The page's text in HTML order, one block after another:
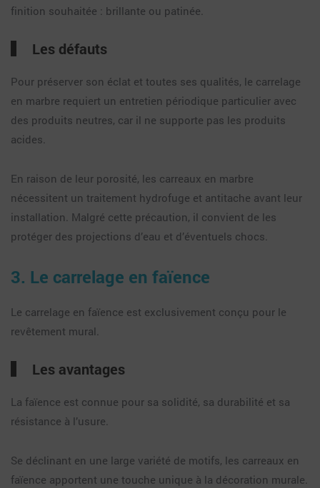
finition souhaitée : brillante ou patinée.
Les défauts
Pour préserver son éclat et toutes ses qualités, le carrelage
en marbre requiert un entretien périodique particulier avec
des produits neutres, car il ne supporte pas les produits
acides.
En raison de leur porosité, les carreaux en marbre
nécessitent un traitement hydrofuge et antitache avant leur
installation. Malgré cette précaution, il convient de les
protéger des projections d’eau et d’éventuels chocs.
3. Le carrelage en faïence
Le carrelage en faïence est exclusivement conçu pour le
revêtement mural.
Les avantages
La faïence est connue pour sa solidité, sa durabilité et sa
résistance à l’usure.
Se déclinant en une large variété de motifs, les carreaux en
faïence apportent une touche unique à la décoration murale.